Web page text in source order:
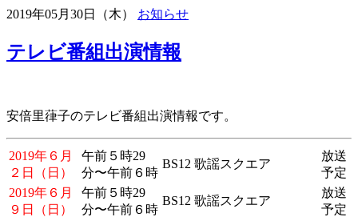
2019年05月30日（木） お知らせ
テレビ番組出演情報
安倍里葎子のテレビ番組出演情報です。
2019年６月
２日（日）
午前５時29
分〜午前６時
BS12 歌謡スクエア
放送
予定
2019年６月
９日（日）
午前５時29
分〜午前６時
BS12 歌謡スクエア
放送
予定